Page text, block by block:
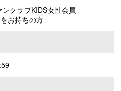
クラブKIDS女性会員
お持ちの方